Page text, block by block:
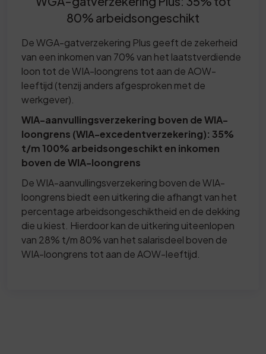
80% arbeidsongeschikt
De WGA-gatverzekering Plus geeft de zekerheid
van een inkomen van 70% van het laatstverdiende
loon tot de WIA-loongrens tot aan de AOW-
leeftijd (tenzij anders afgesproken met de
werkgever).
WIA-aanvullingsverzekering boven de WIA-
loongrens (WIA-excedentverzekering): 35%
t/m 100% arbeidsongeschikt en inkomen
boven de WIA-loongrens
De WIA-aanvullingsverzekering boven de WIA-
loongrens biedt een uitkering die afhangt van het
percentage arbeidsongeschiktheid en de dekking
die u kiest. Hierdoor kan de uitkering uiteenlopen
van 28% t/m 80% van het salarisdeel boven de
WIA-loongrens tot aan de AOW-leeftijd.